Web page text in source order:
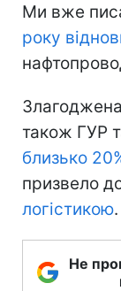
Ми вже
року
також ГУР
близько
призвело
логістикою.
Не